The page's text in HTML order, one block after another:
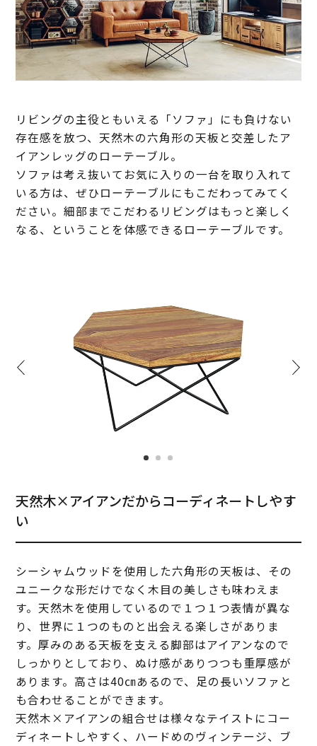
リビングの主役ともいえる「ソファ」にも負けない
存在感を放つ、天然木の六角形の天板と交差したア
イアンレッグのローテーブル。
ソファは考え抜いてお気に入りの一台を取り入れて
いる方は、ぜひローテーブルにもこだわってみてく
ださい。細部までこだわるリビングはもっと楽しく
なる、ということを体感できるローテーブルです。
天然木×アイアンだからコーディネートしやす
い
シーシャムウッドを使用した六角形の天板は、その
ユニークな形だけでなく木目の美しさも味わえま
す。天然木を使用しているので１つ１つ表情が異な
り、世界に１つのものと出会える楽しさがありま
す。厚みのある天板を支える脚部はアイアンなので
しっかりとしており、ぬけ感がありつつも重厚感が
あります。高さは40㎝あるので、足の長いソファと
も合わせることができます。
天然木×アイアンの組合せは様々なテイストにコー
ディネートしやすく、ハードめのヴィンテージ、ブ